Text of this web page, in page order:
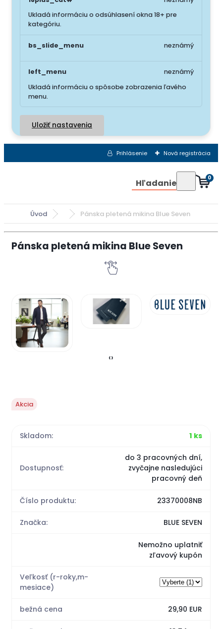
Ukladá informáciu o odsúhlasení okna 18+ pre
kategóriu.
bs_slide_menu neznámý
left_menu
Ukladá informáciu o spôsobe zobrazenia ľavého
menu.
neznámý
Uložiť nastavenia
Prihlásenie Nová registrácia
Hľadanie 0
Úvod Pánska pletená mikina Blue Seven
Pánska pletená mikina Blue Seven
‹›
Akcia
Skladom: 1 ks
Dostupnosť:
do 3 pracovných dní,
zvyčajne nasledujúci
pracovný deň
Číslo produktu: 23370008NB
Značka: BLUE SEVEN
Nemožno uplatniť
zľavový kupón
Veľkosť (r-roky,m-
mesiace)
bežná cena 29,90 EUR